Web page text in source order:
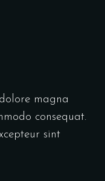
magna
consequat.
sint